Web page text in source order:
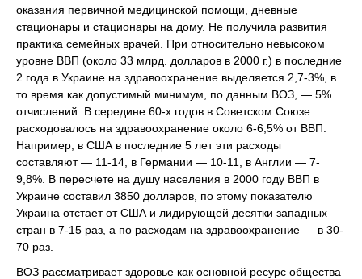
оказания первичной медицинской помощи, дневные
стационары и стационары на дому. Не получила развития
практика семейных врачей. При относительно невысоком
уровне ВВП (около 33 млрд. долларов в 2000 г.) в последние
2 года в Украине на здравоохранение выделяется 2,7-3%, в
то время как допустимый минимум, по данным ВОЗ, — 5%
отчислений. В середине 60-х годов в Советском Союзе
расходовалось на здравоохранение около 6-6,5% от ВВП.
Например, в США в последние 5 лет эти расходы
составляют — 11-14, в Германии — 10-11, в Англии — 7-
9,8%. В пересчете на душу населения в 2000 году ВВП в
Украине составил 3850 долларов, по этому показателю
Украина отстает от США и лидирующей десятки западных
стран в 7-15 раз, а по расходам на здравоохранение — в 30-
70 раз.
ВОЗ рассматривает здоровье как основной ресурс общества